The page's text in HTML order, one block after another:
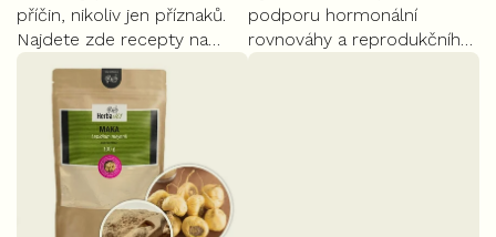
5
hvězdiček.
příčin, nikoliv jen příznaků.
Najdete zde recepty na
přírodní antibiotika, tipy pro
posílení imunity i seznam
pro cestovní lékárničku.
5
hvězdiček.
podporu hormonální
rovnováhy a reprodukčního
systému. Dodává energii,